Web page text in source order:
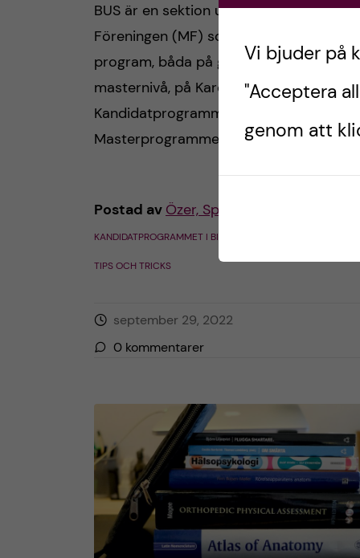
BUS är en sektion under Medicinska
Föreningen (MF) som omfattar olika
program, båda på grundnivå och
masternivå, på Karolinska Institutet
Kandidatprogrammet i Biomedicin
Masterprogrammet i Biomedicin […]
Postad av Özer, Spanien
KANDIDATPROGRAMMET I BIOMEDICIN
TIPS OCH TRICKS
september 29, 2022
0 kommentarer
Vi bjuder på
"Acceptera
genom att